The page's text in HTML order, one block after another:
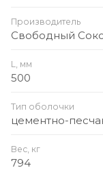
Производитель
Свободный
L, мм
500
Тип оболочки
цементно-
Вес, кг
794